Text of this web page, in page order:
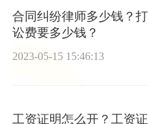
合同纠纷律师多少钱？
讼费要多少钱？
2023-05-15 15:46:13
工资证明怎么开？工资